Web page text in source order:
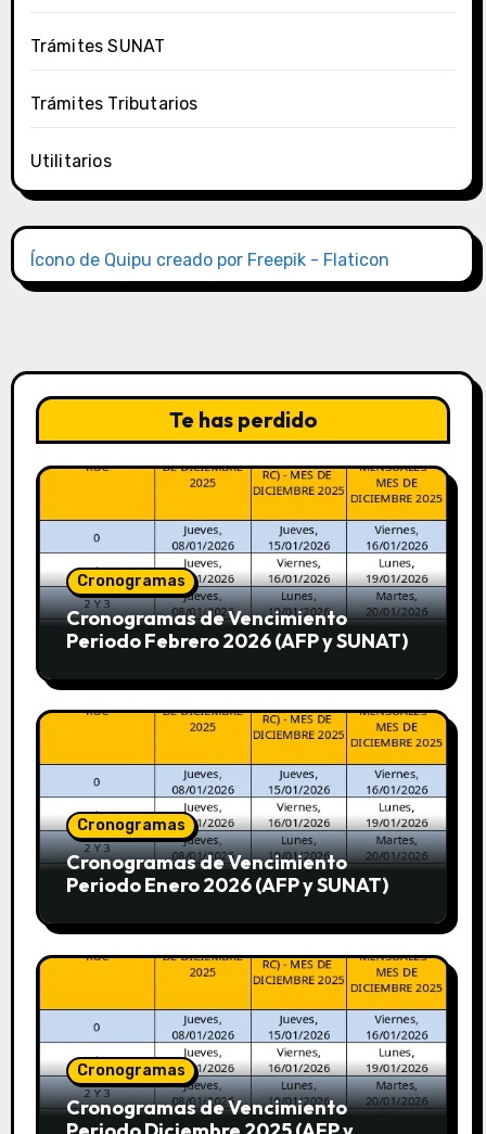
Trámites SUNAT
Trámites Tributarios
Utilitarios
Ícono de Quipu creado por Freepik - Flaticon
Te has perdido
Cronogramas
Cronogramas de Vencimiento
Periodo Febrero 2026 (AFP y SUNAT)
Cronogramas
Cronogramas de Vencimiento
Periodo Enero 2026 (AFP y SUNAT)
Cronogramas
Cronogramas de Vencimiento